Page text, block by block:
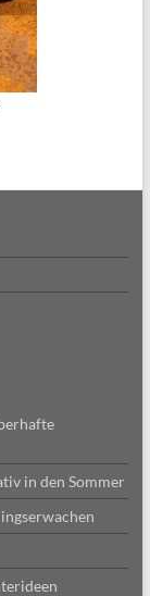
in den Sommer